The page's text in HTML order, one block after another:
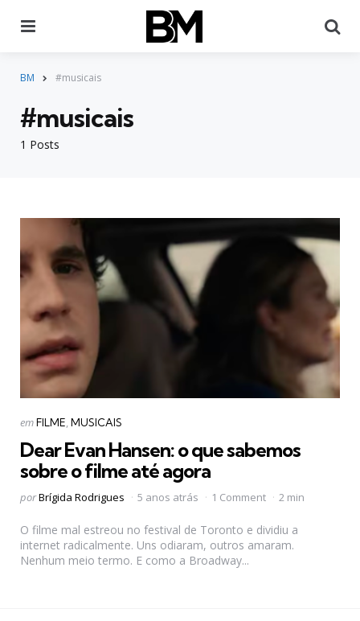
BM #musicais
1 Posts
#musicais
Categorias
Postado
emFILME MUSICAIS
Dear Evan Hansen: o que sabemos
sobre o filme até agora
Postado
porBrígida Rodrigues 5 anos atrás 1 Comment 2 min
O filme mal estreou no festival de Toronto e dividiu a
internet radicalmente. Uns odiaram, outros amaram.
Nenhum meio termo. E como a Broadway...